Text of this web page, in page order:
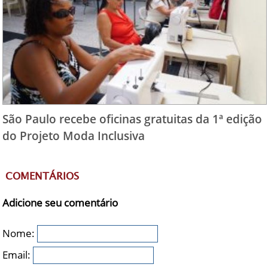
São Paulo recebe oficinas gratuitas da 1ª edição
do Projeto Moda Inclusiva
COMENTÁRIOS
Adicione seu comentário
Nome:
Email: